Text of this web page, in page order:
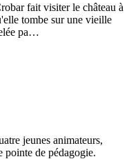
fait visiter le château à
tombe sur une vieille
pa…
jeunes animateurs,
pointe de pédagogie.